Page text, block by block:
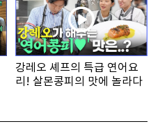
강레오 셰프의 특급 연어요
리! 살몬콩피의 맛에 놀라다